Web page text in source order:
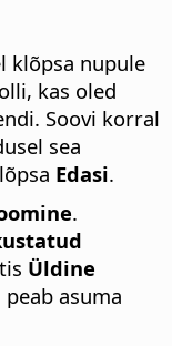
klõpsa nupule
kas oled
Soovi korral
sea
Edasi.
.
Üldine
asuma